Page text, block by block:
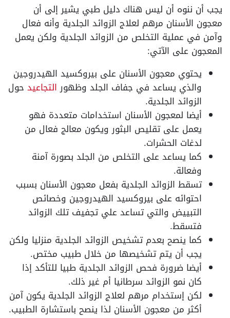
يجب أن ننوه أن ليس هناك دليل طبي يشير إلى أن
معجون الأسنان مرهم لعلاج الزوائد الجلدية وأنه فعال
وآمن في عملية التخلص من الزوائد الجلدية ولكن يعمل
المعجون على الآتي:
يحتوي معجون الأسنان على بيروكسيد الهيدروجين
والذي يساعد في جفاف الجلد وظهورالتجاعيد حول
الزوائد الجلدية.
أيضا لمعجون الأسنان استخدامات متعددة فهو
يعمل على تقليص البثور ويكون معالج فعال من
لدغات الحشرات.
كما يساعد على التخلص من الجلد بصورة آمنة
وفعالة.
تسقط الزوائد الجلدية بفعل معجون الأسنان بسبب
احتوائه على بيروكسيد الهيدروجين وخصائص
التبييض والتي تساعد علي تجفيف تلك الزوائد
فتسقط.
كما ينصح بعدم تشخيص الزوائد الجلدية منزليا ولكن
يجب أن يتم تشخيصها من خلال طبيب مختص.
أيضا ضرورة فحص الزوائد الجلدية طبيا للتأكد إذا
كان نمو الزوائد سرطانيا أم غير ذلك.
لكن إستخدام مرهم لعلاج الزوائد الجلدية يكون آمن
أكثر من معجون الأسنان لذا ينصح باستشارة الطبيب.